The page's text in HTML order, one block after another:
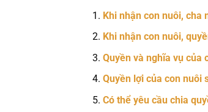
Khi nhận con nuôi, cha
Khi nhận con nuôi,
Quyền và nghĩa vụ của
Quyền lợi của con nuôi
Có thể yêu cầu chia